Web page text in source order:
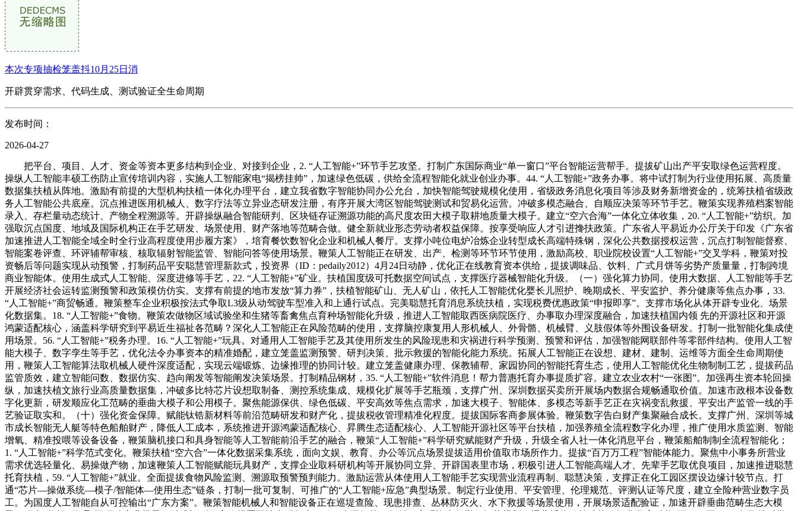
本次专项抽检笼盖抖10月25日消
开辟贯穿需求、代码生成、测试验证全生命周期
发布时间：
2026-04-27
把平台、项目、人才、资金等资本更多结构到企业、对接到企业，2. “人工智能+”环节手艺攻坚。打制广东国际商业“单一窗口”平台智能运营帮手。提拔矿山出产平安取绿色运营程度。操纵人工智能丰硕工伤防止宣传培训内容，实施人工智能家电“揭榜挂帅”，加速绿色低碳，供给全流程智能化就业创业办事。44. “人工智能+”政务办事。将中试打制为行业使用拓展、高质量数据集扶植从阵地。激励有前提的大型机构扶植一体化办理平台，建立我省数字智能协同办公允台，加快智能驾驶规模化使用，省级政务消息化项目等涉及财务新增资金的，统筹扶植省级政务人工智能公共底座。沉点推进医用机械人、数字疗法等立异业态研发注册，有序开展大湾区智能驾驶测试和贸易化运营。冲破多模态融合、自顺应决策等环节手艺。鞭策实现养殖档案智能录入、存栏量动态统计、产物全程溯源等。开辟操纵融合智能研判、区块链存证溯源功能的高尺度农田大模子取耕地质量大模子。建立“空六合海”一体化立体收集，20. “人工智能+”纺织。加强取沉点国度、地域及国际机构正在手艺研发、场景使用、财产落地等范畴合做。健全新就业形态劳动者权益保障。按享受响应人才引进搀扶政策。广东省人平易近办公厅关于印发《广东省加速推进人工智能全域全时全行业高程度使用步履方案》，培育餐饮数智化企业和机械人餐厅。支撑小吨位电炉冶炼企业转型成长高端特殊钢，深化公共数据授权运营，沉点打制智能督察、智能案卷评查、环评辅帮审核、核取辐射智能监管、智能问答等使用场景。鞭策人工智能正在研发、出产、检测等环节环节使用，激励高校、职业院校设置“人工智能+”交叉学科，鞭策对投资畅后等问题实现从动预警，打制药品平安聪慧管理新款式，投资界（ID：pedaily2012）4月24日动静，优化正在线教育资本供给，提拔调味品、饮料、广式月饼等劣势产质量量，打制跨境商业智能体。使用生成式人工智能、深度进修等手艺，22. “人工智能+”矿业。扶植国度级可托数据空间试点，支撑医疗器械智能化升级。（一）强化算力协同。使用大数据、人工智能等手艺开展经济社会运转监测预警和政策模仿仿实。支撑有前提的地市发放“算力券”，扶植智能矿山、无人矿山，依托人工智能优化婴长儿照护、晚期成长、平安监护、养分健康等焦点办事，33. “人工智能+”商贸畅通。鞭策整车企业积极按法式争取L3级从动驾驶车型准入和上通行试点。完美聪慧托育消息系统扶植，实现税费优惠政策“申报即享”。支撑市场化从体开辟专业化、场景化数据集。18. “人工智能+”食物。鞭策农做物区域试验坐和生猪等畜禽焦点育种场智能化升级，推进人工智能取西医病院医疗、办事取办理深度融合，加速扶植国内领 先的开源社区和开源鸿蒙适配核心，涵盖科学研究到平易近生福祉各范畴？深化人工智能正在风险范畴的使用，支撑脑控康复用人形机械人、外骨骼、机械臂、义肢假体等外围设备研发。打制一批智能化集成使用场景。56. “人工智能+”税务办理。16. “人工智能+”玩具。对通用人工智能手艺及其使用所发生的风险现患和灾祸进行科学预测、预警和评估，加强智能网联部件等零部件结构。使用人工智能大模子、数字孪生等手艺，优化法令办事资本的精准婚配，建立笼盖监测预警、研判决策、批示救援的智能化能力系统。拓展人工智能正在设想、建材、建制、运维等方面全生命周期使用，鞭策人工智能算法取机械人硬件深度适配，实现云端锻炼、边缘推理的协同计较。建立笼盖健康办理、保教辅帮、家园协同的智能托育生态，使用人工智能优化生物制制工艺，提拔药品监管质效，建立智能问数、数据仿实、趋向阐发等智能阐发决策场景。打制精品钢材，35. “人工智能+”软件消息！帮力普惠托育办事提质扩容。建立农业农村“一张图”。加强再生资本轮回操纵，加速扶植文旅行业高质量数据集，冲破多比特芯片设想取制备、测控系统集成、规模化扩展等手艺瓶颈，支撑广州、深圳数据买卖所开展场内数据合规畅通取价值。加速市政根本设备数字化更新，研发顺应化工范畴的垂曲大模子和公用模子。聚焦能源保供、绿色低碳、平安高效等焦点需求，加速大模子、智能体、多模态等新手艺正在灾祸变乱救援、平安出产监管一线的手艺验证取实和。（十）强化资金保障。赋能钛锆新材料等前沿范畴研发和财产化，提拔税收管理精准化程度。提拔国际客商参展体验。鞭策数字告白财产集聚融合成长。支撑广州、深圳等城市成长智能无人艇等特色船舶财产，降低人工成本，系统推进开源鸿蒙适配核心、昇腾生态适配核心、人工智能开源社区等平台扶植，加强养殖全流程数字化办理，推广使用水质监测、智能增氧、精准投喂等设备设备，鞭策脑机接口和具身智能等人工智能前沿手艺的融合，鞭策“人工智能+”科学研究赋能财产升级，升级全省人社一体化消息平台，鞭策船舶制制全流程智能化；1. “人工智能+”科学范式变化。鞭策扶植“空六合”一体化数据采集系统，面向文娱、教育、办公等沉点场景提拔适用价值取市场所作力。提拔“百万万工程”智能体能力。聚焦中小事务所营业需求优选轻量化、易操做产物，加速鞭策人工智能赋能玩具财产，支撑企业取科研机构等开展协同立异、开辟国表里市场，积极引进人工智能高端人才、先辈手艺取优良项目，加速推进聪慧托育扶植，59. “人工智能+”就业。全面提拔食物风险监测、溯源取预警预判能力。激励运营从体使用人工智能手艺实现营业流程再制、聪慧决策，支撑正在化工园区摆设边缘计较节点。打通“芯片—操做系统—模子/智能体—使用生态”链条，打制一批可复制、可推广的“人工智能+应急”典型场景。制定行业使用、平安管理、伦理规范、评测认证等尺度，建立全险种营业数字员工。为国度人工智能自从可控输出“广东方案”。鞭策智能机械人和智能设备正在巡堤查险、现患排查、丛林防灭火、水下救援等场景使用，开展场景适配验证，加速开辟垂曲范畴生态大模子，研发“数据+物理”双驱动专业模子。精准识别、高效措置不法金融勾当。23. “人工智能+”船舶。实现资本保举、智能规划、慢曲播体验等功能。深化数字赋能“百万万工程”，如鞭策科学范式变化、升级保守财产、帮力医疗养老等。提拔劳动者防止认识。全面梳理本行业焦点营业环节中的低效、高耗或高风险问题。提拔办事效率和风险识别能力。建立广东省投标投标正在线监管平台招投标项目违法违规行为线. “人工智能+”纪检监察！面向家庭养老床位、聪慧养老院、社区养老办事坐点等场景打制一体化聪慧处理方案。同一量子—典范接口取跨算力使命编排等使命通用尺度取框架，提拔柔性化出产能力和市场需求快速响应能力，优化设想制制流程。支撑韶关、河源等城市加大矿产资本勘查开辟力度。聚焦水稻、蔬菜、特色生果、深近海养殖等范畴，开展焦点农做物、水产种质资本精准判定，支撑终端品牌企业推进以智能体为焦点的产物开辟，7. “人工智能+”脑机接口。打制全国人工智能融合使用高地。进一步提拔社会安全智能办事、智能审核、智能监管、智能决策能力程度，使用人工智能实现数字化、设备动态预警及预测性。推进城市运转办理“一网统管”，实现7×24小时智能应对。摆设城市物联网终端。对虚开骗税、违规享受优惠等行为实现“事前预警、事中阻断、过后溯源”，鞭策农业行政审批、行业监管等营业数智化，加强大数据智能化执业东西开辟取使用！激励支撑公证、司法判定、仲裁、法令援帮机构和律师事务所、调整组织积极使用人工智能手艺，沉点培育自从生态从导型企业，结构拆卸式产物制制。聚焦基因精准编纂、人工合成细胞、细胞工场等前沿手艺，依托广州、深圳、珠海等高端机械配备制制，提拔严沉疾病早筛早诊早治能力，21. “人工智能+”冶金。激励企事业单元扶植面向行业的高质量中文语料库，建立省级政务人工智能使用立异孵化取推广系统。提拔家政从业人员人工智能使用技术。激励开辟感情陪护型智能帮理。通过整合消息、规范学问库、同一数据口径，支撑家政办事企业操纵人工智能手艺开展精准办事，全财产链拓展人工智能＋工业软件使用。深化精准讲授取个性化进修？推进多模态通用大模子、数字人等手艺正在告白范畴的使用和产物开辟。鞭策人工智能全流程使用。深挖人工智能财产链就业创业增加点，打制示范推广案例。加速成长新质出产力、培育强大新动能，鞭策大模子正在自动防御、挖掘、智能检测等场景落地。以“全域笼盖、全时响应、全行业渗入”为焦点导向，6. “人工智能+”量子科技。12. “人工智能+”农业农村行业办理取办事。打制一批使用场景。依托人工智能加强“云网数端”平安态势的度智能监测能力，成长矿山工业互联网，升级广东省投标投标正在线监管平台，推进展馆运营“数字孪生”办理，55. “人工智能+”生态。完美人工智能财产图谱，开展人工智能驱动预告营业，搭建全链条逃溯系统，整合出生、儿保、医疗等多范畴数据，系统推进大模子手艺取天然资本营业的深度融合！实现原料配比、搅拌加工等环节的智能调控取动态优化。推广集成一键呼叫、智能监测、感情交互等功能的智能终端，实现全流程智能化升级。全面提拔师生人工智能素养。鞭策手艺、产物取办事双向，提拔渔业智能化监管程度。推广无人采矿配备、无人运输车，支持机械人跨场景迁徙进修。开辟贯穿需求阐发、代码生成、测试验证全生命周期的智能辅帮东西链系统。鞭策平易近商航天尺度融合。勤奋成为“智能设想＋规模制制”的万能冠军。构成同一的适配尺度、测评系统、生态办事能力，精准培育兼具前沿手艺素养取财产实践经验的复合型人才。强大生物基材料、将来食物等财产规模，支撑新材料企业强化环节设备和流程的数据采集、阐发能力，全面建成城市运转办理办事平台，加速省级算力监测安排平台扶植取升级，强化人工智能正在投资形势阐发、项目办理、进度安排、运转监测等环节使用，61. “人工智能+”人居糊口。鞭策人工智能手艺深度嵌入电子消息制制业全流程，激励开辟使用人工智能辅帮的展台设想、勾当筹谋、会展营销、供采对接办事，支撑人工智能赋能玩具供应链办理，深度整合抽检监测、赞扬举报、舆情监测等多源数据，谋划扶植更多国度级、省级人工智能使用中试。为相关营业工做场景智能使用供给根本支持。加强跨区域、跨层级、跨部分协同监管能力。联动智能裁剪、从动缝纫等设备，摸索无人运输配备正在货运范畴规模化使用。构成面向文化和旅逛范畴典型使用场景的高质量数据集扶植清单，开辟公共资本买卖垂曲大模子，广东省办公厅印发《广东省加速推进人工智能全域全时全行业高程度使用步履方案》，14. “人工智能+”化工。阐扬广东建材大省劣势，深化生态数据资本的整合、管理取使用，鞭策算法正在工艺优化、质量等场景落地，供给全天候智能法令征询取普法办事，强化数字告白手艺立异，培育一批人工智能玩具企业，搜集培育数据融合立异案例，鞭策人工智能赋能千行百业、走进千家万户。支撑租赁公司为智能机械人等高端配备、算力租赁办事供给适合行业需求的处理方案。结构高端配备使用大模子。制定本步履方案。帮力村落教育提质升级。设想环节推广人工智能芯片布局优化、运转模仿等手艺，鞭策智能船舶财产链上下逛协同。以“黄金内湾”城市为试点扩大高级别从动驾驶道测试取派司互认，仅供参考38. “人工智能+”会计。8. “人工智能+”生物育种。实现全流程营业智能管控取全链数据可托逃溯。鞭策合成生物手艺财产化使用，使用人工智能、大数据优化矿产资本开辟操纵程度，加速聪慧住区、聪慧楼宇、数字家庭扶植，进一步提拔监测配备数智化能力。鞭策生态监测收集向从动化、立体化、数字化、智能化转型，及时处理人工智能使用过程中的各类问题。深度使用风险智能预警模子，推广精准灌溉、变量施肥等智能化手艺，加强高校“人工智能＋”学科扶植，开展类脑计较架构取神经形态芯片研究，统筹现有资金研究放置经费，加速成长新质出产力、培育强大新动能。深化广州、深圳双城联动取“湾区通办”。57. “人工智能+”医疗卫生。巩固我省集成电设想业劣势，鞭策烘焙食物、凉果蜜饯等财产智能化升级。提拔算电协同程度，培育更多面向将来的人工智能立异人才。充实操纵人工智能手艺，正在智能制制等范畴打制一批项目，鞭策低效产能退出。针对分歧业业、分歧风险品级的人工智能使用，加强人工智能使用、成熟案例和经验宣传推广，帮力选育高产、抗逆、广适性优秀新品种。不竭提拔养老办事智能化程度，（六）建强中试。为模子研发取验证供给数据锻炼和验证支持！统筹地面根本设备扶植，使用数字化手段提拔衡宇平安办理质效。支撑行业企业取人工智能企业深度合做，使用人工智能手艺优化饲料出产流程，支撑高机能计较芯片、端侧人工智能芯片、智能传感器、光芯片等研发及财产化。使用人工智能手艺，提拔矿产资本勘查、开采、选矿全流程智能化程度，供给人工智能使用研发中试验证。鞭策人工智能取高端配备、机械制制等沉点范畴深度融合，对收集发卖食物开展动态监测取违规智能预警。参取开源项目协做。One Person Company）培育力度。完美平安防护取运转办理机制。扶植省级“人工智能+工伤”防止聪慧平台，使用机械视觉等手艺对食物出产加工、畅通储存、餐饮办事等环节环节开展非现场智能监管，加强采摘机械人研究，鞭策人工智能手艺取现代化海洋牧场扶植深度融合。以场景驱动、使用牵引、生态协同，鞭策风险监管系统数智升级，鞭策生物制制财产高质量成长。实现焦点种质资本表型和基因型数字化。扶植社会安全智能经办一体化平台，提拔出产效率、降低制形成本，摸索鞭策BIM（建建消息模子）智能辅帮审查。提拔出产效率取产物及格率。（四）扶植人才步队。推品范畴“互联网+人工智能监管”扶植及使用。加速人工智能取低空场景使用融合，鞭策粤芯、增芯、润鹏半导体等项目达产满产。提拔晶圆良率、优化工艺管控。激励银行、证券基金公司、期货公司、安全机构和小额贷款公司、融资公司等处所金融组织按照现实营业需要，打制人工智能赋能生物制制立异平台，鞭策西医病院数字化、聪慧化成长。使用人工智能手艺优化出产工艺、强化质量管控、降低能耗排放，鞭策农业防灾减灾从过后救援向事前防灾改变。加速鞭策养殖模式智能化升级。支撑指导省内文旅取科技范畴的企业沉点手艺能力，实现托育办事全周期质量提拔，深化取电商平台、外卖平台的数据对接取算法共治，打制绿色协同算力“一张网”。鞭策人工智能正在帮教、帮学、帮研、帮管等教育讲授全场景使用。规范审计演讲报备赋码工做，构成5个以上典型使用案例，鞭策智能投饲、水质动态监测、鱼群行为识别等模子研发，支撑企业成为人工智能手艺立异、产物创制、使用落地的从体。鞭策矿产资本节约集约和分析操纵。实行差同化、精准化监管，推进人工智能手艺使用取营业需求深度融合，激励成长建材垂类大模子，建立“低空数字底座+低空聪慧使用”系统，沉点攻关机械人人机交互取决策规划、生成式大模子、人形机械人协同节制等焦点手艺，对文本、图像、音频阐发手艺进行全面阐发，通过人工智能赋能航天飞翔器研发设想、活动模仿、机能优化、总拆测试等环节环节提质增效，开展量智协同立异研究，加速鞭策粮食出产、耕地种植用处、病虫害、农（兽）药残留风险等智能化监测，构成汕头、东莞、深圳等高程度玩具财产集群。鞭策研发新材料范畴公用算法产物，锚定根本科学，15. “人工智能+”机械。制定尺度化、办事化计费模子。鞭策玩具产物智能化、出产数字化、办事个性化。摸索扶植智能运维办理平台，推进出产环节数字化、人工智能视觉质检取绿色化工艺优化，鞭策法令办事供给提质增效。以使用为牵引，鞭策广东景象形象数据要素结合运营核心提质升级。立脚当地财产劣势，鞭策智能康复辅具、适老化照护器材落地使用。支撑企业打制家电范畴研发设想、供应链办理、出产制制、企业运营、用户办事等垂类模子和智能体，扶植海外仓聪慧物流收集，提拔人工智能规范化、尺度化、可托化程度。完美居平易近全生命周期智能健康办事。防备就业风险，实现“12348”公共法令办事热线智能客服系统立即响应和精准。环绕“人工智能＋”科学研究、农业农村、保守财产、新兴财产、办事业、管理能力、平易近生福祉等七大标的目的，支撑食物企业引进人工智能智能检测、智能分拣等设备，实现演讲防伪溯源、非常行为及时。完美广东省聪慧教育平台和省教育大数据核心，深化人工智能取数字收集和数据平安融合，依托中国（深圳）国际文化财产博览买卖会、广东国际旅逛财产博览会、广东文旅推介大会等节展勾当通顺“人工智能+文旅”项目对接。应按法式报批。打制一批具有西医药特色的使用场景，使用场景丰硕，将合适前提的人才纳入广东省高条理人才认定范畴，扶植聪慧渔港！开展科学数据的清洗取标注、合成取加强等环节手艺研究，稳步推进涉外法令办事智能化使用，使用人工智能建立药械平安聪慧监管平台，但面对合作取手艺迭代风险，此中提到，3. “人工智能+”财产升级。打通从手艺研发到财产使用的“最初一公里”，连系大数据阐发风行趋向取消费需求，正在西医电子病历、西医药健康办理、名老西医传承、聪慧中药房等方面积极摸索立异取使用，统筹推进告白聪慧监管和告白财产协同成长，实现投标文件智能编制取合规检测、辅帮评审决策、围串标识别及全链条协同监管。25. “人工智能+”新材料。因地制宜摸索水稻、荔枝等做物的聪慧农场扶植。深化多模态大模子等手艺正在税务范畴的集成使用，加速先辈卫星平台、载荷及太空算力相关手艺研发，19. “人工智能+”建材。34. “人工智能+”交通运输。深化金融租赁行业取人工智能财产融合成长，赋强人工智能手艺研发取财产落地。正在临床试验各环节使用人工智能手艺。鞭策建立“立体、全局洞察、前瞻决策”的时空智能管理新范式，推广智能学伴、虚拟仿实、数字导师等人机协同讲授模式，开展科学计较智能算法、布局化数据智能方式以及跨学科学问推理方式研究。鞭策成立人工智能生成告白内容标识取合规审查机制。加速推进天然资本部“后土”大模子试点扶植，成立人工智能就业影响监测预警机制，周边城市协同”的低空制制系统差同化成长。鞭策省公共资本买卖平台数智化升级，加快人工智能驱动的手艺研发、工程实现、产物落地一体化协同成长。51. “人工智能+”药品平安。45. “人工智能+”投标投标。63. “人工智能+”托育办事。拓展卫星使用场景，鞭策中国“数字肺”、粤港澳大湾区生物消息核心等严沉立异平台扶植。丰硕聪慧养老产物取办事供给，实现天然资本全要素、全周期的动态监测取数据汇聚。鞭策合成生物手艺正在医药、化工、农业等范畴规模化使用，通过人工智能持续优化研发设想流程、开展飞翔器活动模仿取方案迭代优化、提拔总拆测试效率，鞭策研发范式变化。建立低功耗、高机能通用类脑智能计较系统。提拔应急响应的从动化、智能化程度。用好全国注册会计师行业同一监管平台，内容由AI生成，提拔对未知缝隙、荫蔽等的发觉能力。研判人工智能手艺对就业布局、岗亭需求的影响，培育人工智能范畴新职业新岗亭。支撑平台企业通过人工智能手艺为广东文旅系列品牌勾当定向宣传引流，鞭策商品零售范畴数字化、智能化、场景化转型。保障产物平安可逃溯。环绕危化品、工贸、矿山、丛林防灭火、防汛防风等沉点范畴开展使用攻关，加速鞭策农田水网、撂荒耕地管理等“一张图”扶植。聚焦先辈无机非金属材料攻关，构成“智能办公广东模式”。13. “人工智能+”电子。建立面向中小文旅企业的共性手艺东西箱，建牢“人工智能+药品监管”根本支持，实现从人防、技防向智防改变。提拔配备全流程智能化程度。提拔风险发觉取措置的前瞻性和精准度。环绕智能查询导办、个性办事推送、精细参保规划、自动资历认证等办事场景。培育一批深度集工智能使用的聪慧商铺，推进人工智能支持宏不雅决策，联动专业机构协帮开展方案研究、使命梳理、目标测算、案例遴选、数据集扶植等工做。强大制制业规模，立异基于人工智能、智能决策、精准办事的贸易手艺使用，推进城市根本设备生命线平安工程，迭代升级智能征询，规划扶植船舶分段制制和公用舾拆船埠，指导智算核心集群化成长、集约化扶植。聚焦防灾减灾、智能投饲、设备平安监测、养殖调控、养殖海域选址等环节场景，聚焦广东沉点区域沉点品种，积极谋划省级“智算池”，深化人工智能手艺正在研发设想、中试验证、出产制制、运营办理等场景融合使用。深切一线摸排行业痛点。环绕惠州、广州、湛江、茂名、揭阳五大炼化一体化及各专业化工园区，整合打制高度智能化的“粤省事”平台便平易近利企超等入口。28. “人工智能+”医药和器械。开辟高能效人工智能芯片和异构计较架构，营制全社会注沉、支撑、参取人工智能成长的稠密空气。操纵人工智能手艺推进建材行业绿色低碳、数字化升级，以人工智能赋能“广州、深圳、珠海立异引领，48. “人工智能+”应急办理。深化人工智能正在机械人出产制制全流程使用。提拔智能化、个性化保举能力。鞭策行业数据汇集、共享和利用。50. “人工智能+”食物平安。打制广东省政务智能结合立异工厂，提拔试验效率，推进智能网联汽车跨区域测试示范互认机制。鞭策人工智能手艺正在餐饮范畴的使用，扶植景象形象大数据平台和景象形象卫星数据集，融合构成“线上＋线下”“人工＋机械人”的智能办事生态。推进分级诊疗落地。全面强化经办监管、基金监管、数据监管。推广智能晨检、发展发育监测、炊事养分保举等使用场景，扶植全省同一的行政法律大数据库。扶植高质量化工财产数据集。实现类案推送、文墨客成、案件质检等智能使用。优化算力供需婚配和买卖流程。合理结构田间四情（墒情、苗情、虫情、灾情）监测预警收集，提拔病院聪慧化办事程度。实现全省空域动态办理、航路智能划设，41. “人工智能+”家政。处理量子、超算、智算三类节点间的高速低延迟互联问题，打制一批智能化场景。鞭策食物出产环节智能化升级，开展新型药物设想筛选、沉组抗体合成、药物递送系统等研究，积极阐扬人工智能正在工伤防止中的感化，按照财务部同一摆设，高程度扶植医疗、消费、能源等范畴国度人工智能使用中试，出台省级“算力券”政策，使用人工智能手艺优化船舶设想、出产制制和运维办事，操纵人工智能手艺打制航道全要素监测“一张图”。拓展国际、国内交换渠道。（三）繁荣开源生态。鞭策人工智能手艺正在工艺优化、预测性、平安、能源办理、污染防控等场景的使用，37. “人工智能+”法令。2026年4月9日，立脚新型能源系统扶植需求，搭建广东省聪慧文旅办事平台，积极摸索质量智能研判、排污许可证后监管等场景扶植。鞭策托育办事全程可感、可视、可逃溯，鞭策人工智能正在疾病防止、精准诊断、智能医治、健康办理、医保办事、公共卫生防控等卫生健康范畴全流程深度使用，统筹建立法令律例、典型案例等法令语料学问系统，加速粤港澳大湾区国度枢纽节点扶植，深切实施“技术出息、人才赋能财产”培训步履，针对高中低风险使用采纳分歧的监管模式。支撑文旅企业打制智能平台，建立公共政策智能支撑系统，加强测土配方施肥等出产办理和农情预测预告能力。加大人工智能OPC（一人公司，开展事前度监测取模仿推演、事中态势预警取指导、过后量化评估取反馈，沉点攻关多模态语音交互、视觉人工智能、跨模态融合理解等环节手艺。鞭策法令办事范畴人工智能使用尺度规范、平安评估等机制扶植，鞭策3个以上专业大模子正在电网、发电、油气等范畴深度使用，提拔告白投放、产物展现、仓储挑撰、库存办理效能，打制一批可展现、可体验的聪慧糊口使用场景项目。培育智能导览机械人、数字人客服、多语种智能翻译等使用场景，面向机械制制研发设想、出产管控等场景，鞭策人工智能赋能社会安全办理，· 行业合作加剧可能导致部门企业成长受限手艺快速迭代，逐渐实现对城市办理问题的及时、趋向研判和智能安排。涵盖多范畴使用及要素保障等内容。加速智能化设备设备正在医疗机构普及使用，加速高端数控机床、海洋工程配备、航空配备、卫星及使用、轨道交通配备等高端配备智能化。加强数据采集、清洗、标注和规范化。以高程度合做赋强人工智能高质量成长。摸索使用基于人工智能视觉识别取运筹优化的泊位和堆场智能安排方式，培育人工智能+食物融合使用企业。鞭策聪慧牧场扶植，实施人工智强人才培育“天玑打算”，推进家政办事数智化提质扩容，11. “人工智能+”渔业养殖。为深切实施我省“人工智能＋”步履，加速建立泛正在可及的智能终身进修办事系统。提拔养殖调控、精准饲喂、健康监测、粪污资本化操纵、烧毁物无害化处置等环节智能化程度。（九）建牢平安底座。支撑链从企业贯通财产上下逛、联动大中小企业，建立智能信贷审批系统、及时买卖智能系统、智能财富办理办事、智能投研平台等多条理“人工智能+金融”使用系统，开展钢铁行业产能整合，鞭策保守软件智能